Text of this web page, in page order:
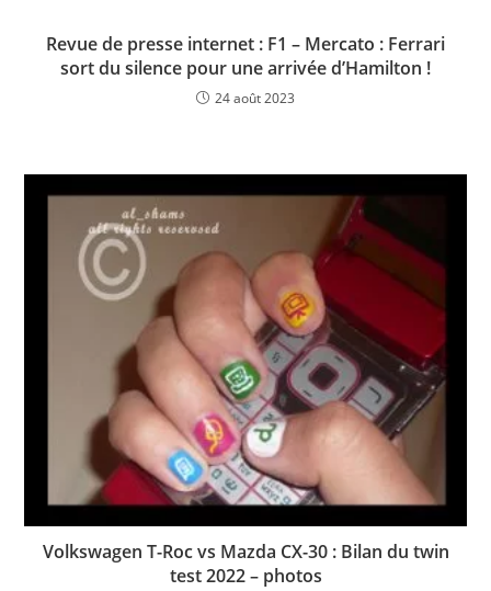
Revue de presse internet : F1 – Mercato : Ferrari
sort du silence pour une arrivée d’Hamilton !
24 août 2023
Volkswagen T-Roc vs Mazda CX-30 : Bilan du twin
test 2022 – photos